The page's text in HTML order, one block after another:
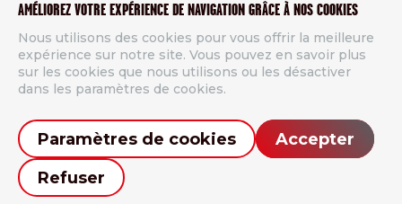
Rue de Namur 49, 5000 Beez
Tél.+32 81 26 51 11
info@metallos.be
Contact
Copyright© 2026 Metallos. Tous droits reservés |
AMÉLIOREZ VOTRE EXPÉRIENCE DE NAVIGATION GRÂCE À NOS COOKIES
Nous utilisons des cookies pour vous offrir la meilleure
expérience sur notre site. Vous pouvez en savoir plus
sur les cookies que nous utilisons ou les désactiver
dans les paramètres de cookies.
Paramètres de cookies
Accepter
Refuser